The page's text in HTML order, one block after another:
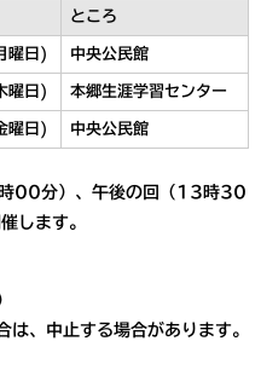
ところ
曜日) 中央公民館
曜日) 本郷生涯学習センター
曜日) 中央公民館
00分）、午後の回（13時30
します。
中止する場合があります。